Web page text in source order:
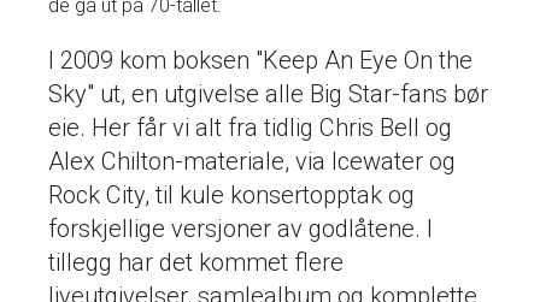
de ga ut på 70-tallet.
I 2009 kom boksen "Keep An Eye On the
Sky" ut, en utgivelse alle Big Star-fans bør
eie. Her får vi alt fra tidlig Chris Bell og
Alex Chilton-materiale, via Icewater og
Rock City, til kule konsertopptak og
forskjellige versjoner av godlåtene. I
tillegg har det kommet flere
liveutgivelser, samlealbum og komplette